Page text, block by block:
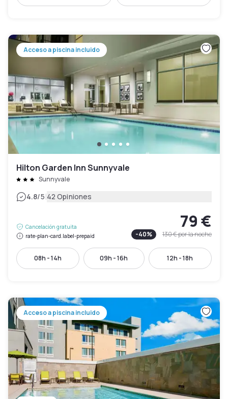
Acceso a piscina incluido
Hilton Garden Inn Sunnyvale
Sunnyvale
4.8/5|42 Opiniones
Cancelación gratuita
rate-plan-card.label-prepaid
79 €
-40% 130 €por la noche
08h - 14h 09h - 16h 12h - 18h
Acceso a piscina incluido